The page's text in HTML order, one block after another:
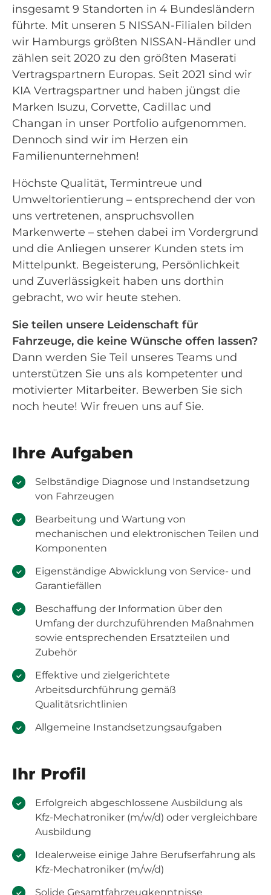
insgesamt 9 Standorten in 4 Bundesländern
führte. Mit unseren 5 NISSAN-Filialen bilden
wir Hamburgs größten NISSAN-Händler und
zählen seit 2020 zu den größten Maserati
Vertragspartnern Europas. Seit 2021 sind wir
KIA Vertragspartner und haben jüngst die
Marken Isuzu, Corvette, Cadillac und
Changan in unser Portfolio aufgenommen.
Dennoch sind wir im Herzen ein
Familienunternehmen!
Höchste Qualität, Termintreue und
Umweltorientierung – entsprechend der von
uns vertretenen, anspruchsvollen
Markenwerte – stehen dabei im Vordergrund
und die Anliegen unserer Kunden stets im
Mittelpunkt. Begeisterung, Persönlichkeit
und Zuverlässigkeit haben uns dorthin
gebracht, wo wir heute stehen.
Sie teilen unsere Leidenschaft für
Fahrzeuge, die keine Wünsche offen lassen?
Dann werden Sie Teil unseres Teams und
unterstützen Sie uns als kompetenter und
motivierter Mitarbeiter. Bewerben Sie sich
noch heute! Wir freuen uns auf Sie.
Ihre Aufgaben
Selbständige Diagnose und Instandsetzung
von Fahrzeugen
Bearbeitung und Wartung von
mechanischen und elektronischen Teilen und
Komponenten
Eigenständige Abwicklung von Service- und
Garantiefällen
Beschaffung der Information über den
Umfang der durchzuführenden Maßnahmen
sowie entsprechenden Ersatzteilen und
Zubehör
Effektive und zielgerichtete
Arbeitsdurchführung gemäß
Qualitätsrichtlinien
Allgemeine Instandsetzungsaufgaben
Ihr Profil
Erfolgreich abgeschlossene Ausbildung als
Kfz-Mechatroniker (m/w/d) oder vergleichbare
Ausbildung
Idealerweise einige Jahre Berufserfahrung als
Kfz-Mechatroniker (m/w/d)
Solide Gesamtfahrzeugkenntnisse